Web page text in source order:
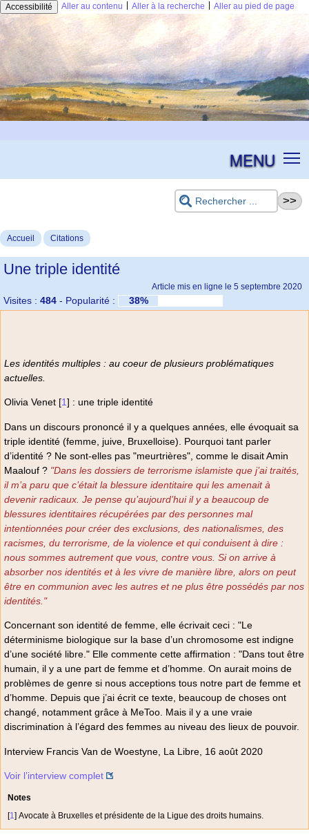
Accessibilité Aller au contenu Aller à la recherche Aller au pied de page
MENU
Accueil Citations
Une triple identité
Article mis en ligne le 5 septembre 2020
Visites : 484 - Popularité : 38%
Les identités multiples : au coeur de plusieurs problématiques
actuelles.
Olivia Venet [1] : une triple identité
Dans un discours prononcé il y a quelques années, elle évoquait sa
triple identité (femme, juive, Bruxelloise). Pourquoi tant parler
d’identité ? Ne sont-elles pas "meurtrières", comme le disait Amin
Maalouf ? "Dans les dossiers de terrorisme islamiste que j’ai traités,
il m’a paru que c’était la blessure identitaire qui les amenait à
devenir radicaux. Je pense qu’aujourd’hui il y a beaucoup de
blessures identitaires récupérées par des personnes mal
intentionnées pour créer des exclusions, des nationalismes, des
racismes, du terrorisme, de la violence et qui conduisent à dire :
nous sommes autrement que vous, contre vous. Si on arrive à
absorber nos identités et à les vivre de manière libre, alors on peut
être en communion avec les autres et ne plus être possédés par nos
identités."
Concernant son identité de femme, elle écrivait ceci : "Le
déterminisme biologique sur la base d’un chromosome est indigne
d’une société libre." Elle commente cette affirmation : "Dans tout être
humain, il y a une part de femme et d’homme. On aurait moins de
problèmes de genre si nous acceptions tous notre part de femme et
d’homme. Depuis que j’ai écrit ce texte, beaucoup de choses ont
changé, notamment grâce à MeToo. Mais il y a une vraie
discrimination à l’égard des femmes au niveau des lieux de pouvoir.
Interview Francis Van de Woestyne, La Libre, 16 août 2020
Voir l’interview complet
Notes
[1] Avocate à Bruxelles et présidente de la Ligue des droits humains.